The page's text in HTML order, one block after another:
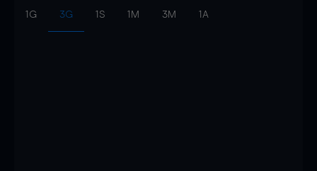
1G 3G 1S 1M 3M 1A